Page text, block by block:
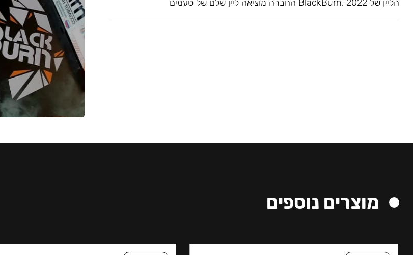
הליין של BlackBurn. 2022 החברה מוציאה ליין שלם של טעמים
מוצרים נוספים